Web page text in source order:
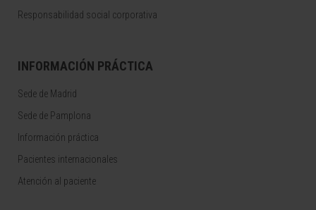
Responsabilidad social corporativa
INFORMACIÓN PRÁCTICA
Sede de Madrid
Sede de Pamplona
Información práctica
Pacientes internacionales
Atención al paciente